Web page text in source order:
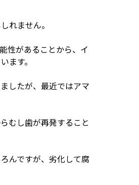
れません。
性があることから、イ
ます。
したが、最近ではアマ
むし歯が再発すること
んですが、劣化して腐